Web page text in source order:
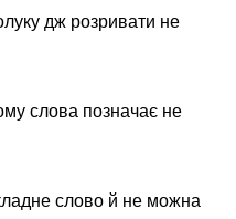
дж розривати не
слова позначає не
слово й не можна